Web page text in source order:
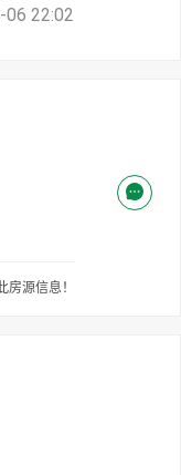
22:02
源信息！